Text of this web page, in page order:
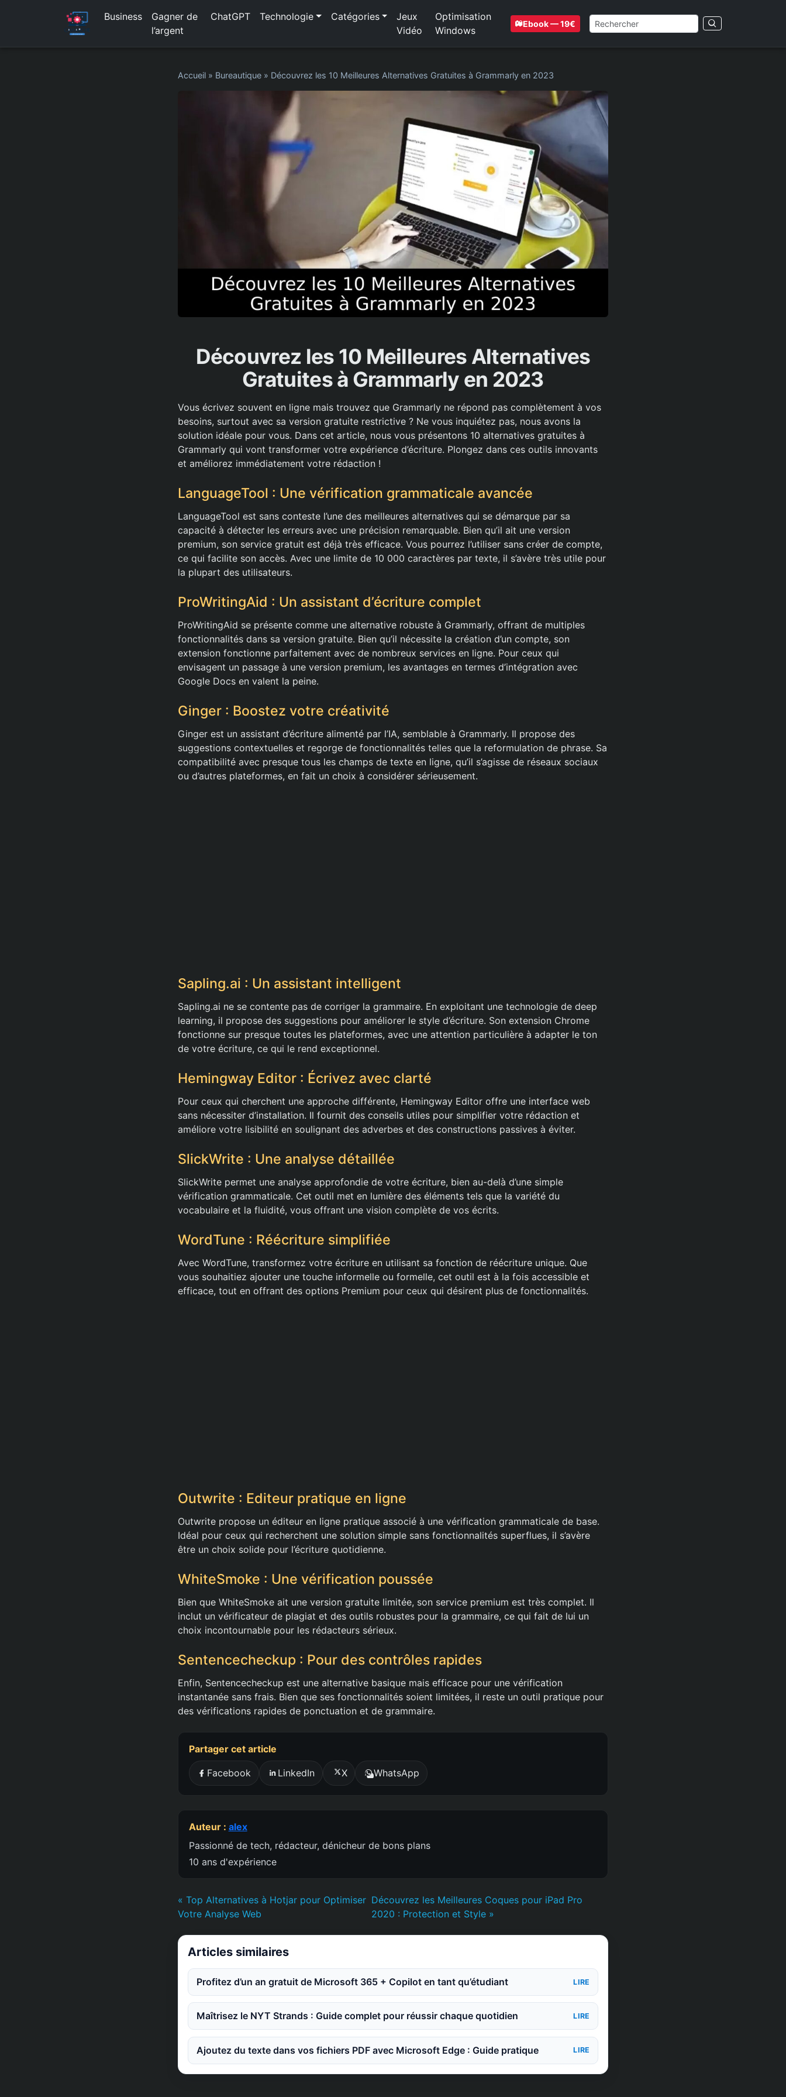
Business
Gagner de
l’argent
ChatGPT Technologie Catégories
Jeux
Vidéo
Optimisation
Windows
Ebook — 19€
Accueil » Bureautique » Découvrez les 10 Meilleures Alternatives Gratuites à Grammarly en 2023
Découvrez les 10 Meilleures Alternatives
Gratuites à Grammarly en 2023
Vous écrivez souvent en ligne mais trouvez que Grammarly ne répond pas complètement à vos
besoins, surtout avec sa version gratuite restrictive ? Ne vous inquiétez pas, nous avons la
solution idéale pour vous. Dans cet article, nous vous présentons 10 alternatives gratuites à
Grammarly qui vont transformer votre expérience d’écriture. Plongez dans ces outils innovants
et améliorez immédiatement votre rédaction !
LanguageTool : Une vérification grammaticale avancée
LanguageTool est sans conteste l’une des meilleures alternatives qui se démarque par sa
capacité à détecter les erreurs avec une précision remarquable. Bien qu’il ait une version
premium, son service gratuit est déjà très efficace. Vous pourrez l’utiliser sans créer de compte,
ce qui facilite son accès. Avec une limite de 10 000 caractères par texte, il s’avère très utile pour
la plupart des utilisateurs.
ProWritingAid : Un assistant d’écriture complet
ProWritingAid se présente comme une alternative robuste à Grammarly, offrant de multiples
fonctionnalités dans sa version gratuite. Bien qu’il nécessite la création d’un compte, son
extension fonctionne parfaitement avec de nombreux services en ligne. Pour ceux qui
envisagent un passage à une version premium, les avantages en termes d’intégration avec
Google Docs en valent la peine.
Ginger : Boostez votre créativité
Ginger est un assistant d’écriture alimenté par l’IA, semblable à Grammarly. Il propose des
suggestions contextuelles et regorge de fonctionnalités telles que la reformulation de phrase. Sa
compatibilité avec presque tous les champs de texte en ligne, qu’il s’agisse de réseaux sociaux
ou d’autres plateformes, en fait un choix à considérer sérieusement.
Sapling.ai : Un assistant intelligent
Sapling.ai ne se contente pas de corriger la grammaire. En exploitant une technologie de deep
learning, il propose des suggestions pour améliorer le style d’écriture. Son extension Chrome
fonctionne sur presque toutes les plateformes, avec une attention particulière à adapter le ton
de votre écriture, ce qui le rend exceptionnel.
Hemingway Editor : Écrivez avec clarté
Pour ceux qui cherchent une approche différente, Hemingway Editor offre une interface web
sans nécessiter d’installation. Il fournit des conseils utiles pour simplifier votre rédaction et
améliore votre lisibilité en soulignant des adverbes et des constructions passives à éviter.
SlickWrite : Une analyse détaillée
SlickWrite permet une analyse approfondie de votre écriture, bien au-delà d’une simple
vérification grammaticale. Cet outil met en lumière des éléments tels que la variété du
vocabulaire et la fluidité, vous offrant une vision complète de vos écrits.
WordTune : Réécriture simplifiée
Avec WordTune, transformez votre écriture en utilisant sa fonction de réécriture unique. Que
vous souhaitiez ajouter une touche informelle ou formelle, cet outil est à la fois accessible et
efficace, tout en offrant des options Premium pour ceux qui désirent plus de fonctionnalités.
Outwrite : Editeur pratique en ligne
Outwrite propose un éditeur en ligne pratique associé à une vérification grammaticale de base.
Idéal pour ceux qui recherchent une solution simple sans fonctionnalités superflues, il s’avère
être un choix solide pour l’écriture quotidienne.
WhiteSmoke : Une vérification poussée
Bien que WhiteSmoke ait une version gratuite limitée, son service premium est très complet. Il
inclut un vérificateur de plagiat et des outils robustes pour la grammaire, ce qui fait de lui un
choix incontournable pour les rédacteurs sérieux.
Sentencecheckup : Pour des contrôles rapides
Enfin, Sentencecheckup est une alternative basique mais efficace pour une vérification
instantanée sans frais. Bien que ses fonctionnalités soient limitées, il reste un outil pratique pour
des vérifications rapides de ponctuation et de grammaire.
Partager cet article
Facebook LinkedIn X WhatsApp
Auteur : alex
Passionné de tech, rédacteur, dénicheur de bons plans
10 ans d'expérience
« Top Alternatives à Hotjar pour Optimiser
Votre Analyse Web
Découvrez les Meilleures Coques pour iPad Pro
2020 : Protection et Style »
Articles similaires
Profitez d’un an gratuit de Microsoft 365 + Copilot en tant qu’étudiant LIRE
Maîtrisez le NYT Strands : Guide complet pour réussir chaque quotidien LIRE
Ajoutez du texte dans vos fichiers PDF avec Microsoft Edge : Guide pratique LIRE